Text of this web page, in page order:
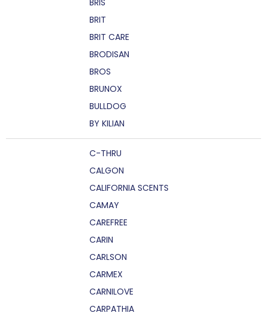
BRIS
BRIT
BRIT CARE
BRODISAN
BROS
BRUNOX
BULLDOG
BY KILIAN
C-THRU
CALGON
CALIFORNIA SCENTS
CAMAY
CAREFREE
CARIN
CARLSON
CARMEX
CARNILOVE
CARPATHIA